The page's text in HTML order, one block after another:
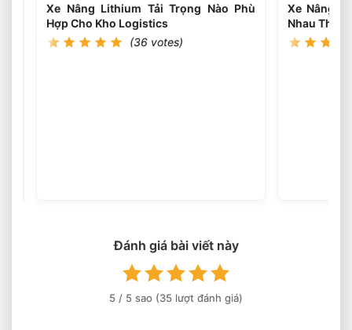
Việc
Liên
Tục
Xe Nâng Lithium Tải Trọng Nào Phù
Hợp Cho Kho Logistics
(36 votes)
Xe Nâng
Nhau Thế
Đánh giá bài viết này
5 / 5 sao (35 lượt đánh giá)